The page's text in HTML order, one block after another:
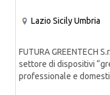
Lazio SicilyUmbria
FUTURA GREENTECH
settore di dispositivi
professionale e